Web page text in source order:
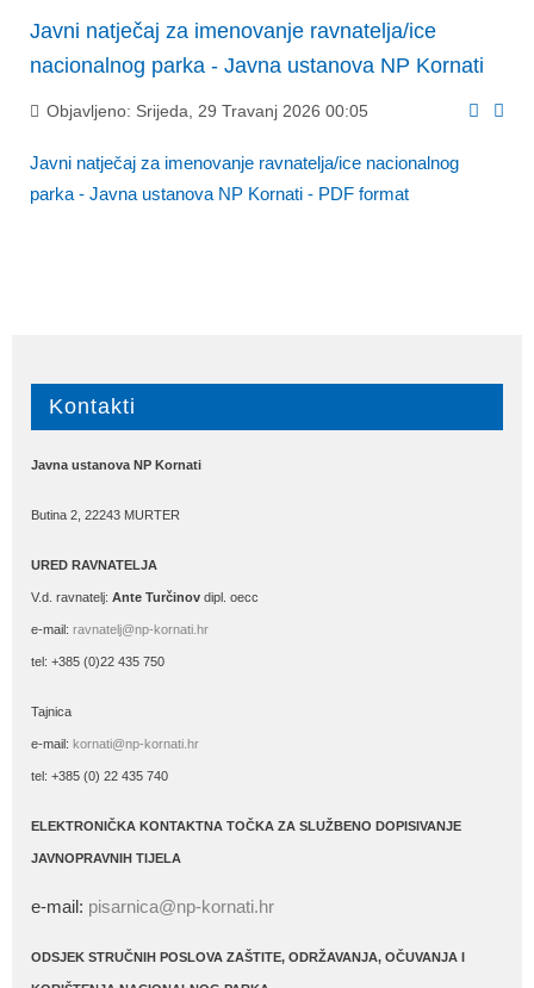
Javni natječaj za imenovanje ravnatelja/ice
nacionalnog parka - Javna ustanova NP Kornati
Objavljeno: Srijeda, 29 Travanj 2026 00:05
Javni natječaj za imenovanje ravnatelja/ice nacionalnog
parka - Javna ustanova NP Kornati - PDF format
Kontakti
Javna ustanova NP Kornati
Butina 2, 22243 MURTER
URED RAVNATELJA
V.d. ravnatelj: Ante Turčinov dipl. oecc
e-mail: ravnatelj@np-kornati.hr
tel: +385 (0)22 435 750
Tajnica
e-mail: kornati@np-kornati.hr
tel: +385 (0) 22 435 740
ELEKTRONIČKA KONTAKTNA TOČKA ZA SLUŽBENO DOPISIVANJE
JAVNOPRAVNIH TIJELA
e-mail: pisarnica@np-kornati.hr
ODSJEK STRUČNIH POSLOVA ZAŠTITE, ODRŽAVANJA, OČUVANJA I